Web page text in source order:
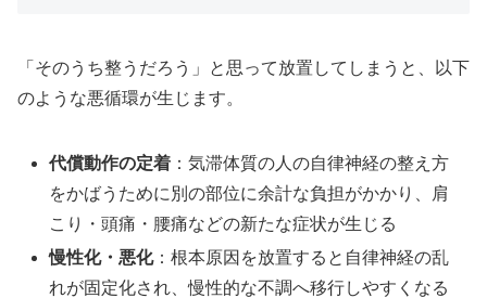
「そのうち整うだろう」と思って放置してしまうと、以下
のような悪循環が生じます。
代償動作の定着 ：気滞体質の人の自律神経の整え方
をかばうために別の部位に余計な負担がかかり、肩
こり・頭痛・腰痛などの新たな症状が生じる
慢性化・悪化：根本原因を放置すると自律神経の乱
れが固定化され、慢性的な不調へ移行しやすくなる